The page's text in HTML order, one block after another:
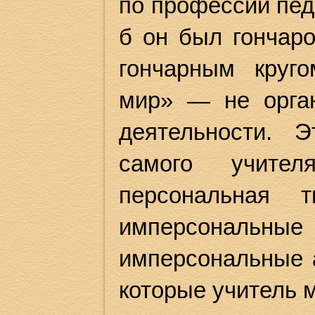
по профессии
б он был
гончарным
мир» — не
деятельности.
самого
персональная
имперсональные
которые учитель